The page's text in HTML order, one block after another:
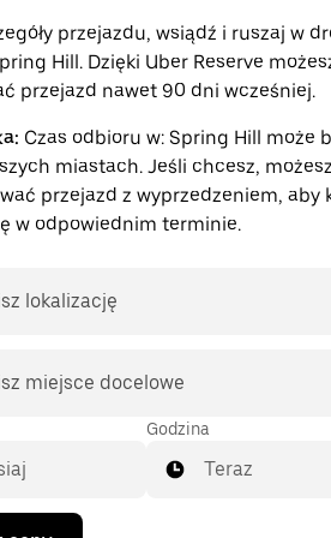
przejazdu, wsiądź i ruszaj w
Hill. Dzięki Uber Reserve
przejazd nawet 90 dni wcześniej.
Czas odbioru w: Spring Hill może
miastach. Jeśli chcesz, możesz
przejazd z wyprzedzeniem, aby
w odpowiednim terminie.
lokalizację
miejsce docelowe
Godzina
Teraz